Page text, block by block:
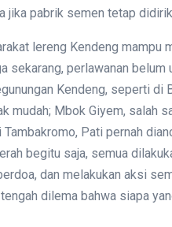
jika pabrik semen tetap
lereng Kendeng mampu
sekarang, perlawanan
Kendeng, seperti di
mudah; Mbok Giyem, salah
Pati pernah
begitu saja, semua
dan melakukan aksi
dilema bahwa siapa